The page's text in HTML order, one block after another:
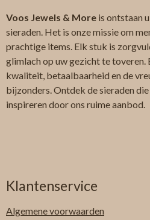
Voos Jewels & More is ontstaan
sieraden. Het is onze missie om
prachtige items. Elk stuk is
glimlach op uw gezicht te toveren.
kwaliteit, betaalbaarheid en de
bijzonders. Ontdek de sieraden die
inspireren door ons ruime aanbod.
Klantenservice
Algemenevoorwaarden